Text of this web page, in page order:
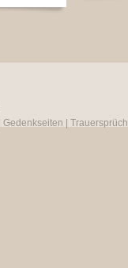
Gedenkseiten